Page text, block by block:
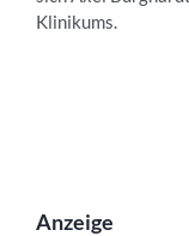
Klinikums.
Anzeige